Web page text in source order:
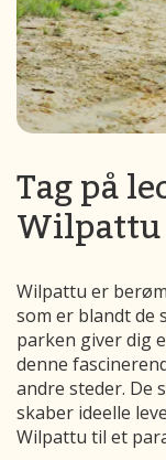
Tag på
Wilpattu
Wilpattu er
som er blandt de
parken giver dig
denne
andre steder. De
skaber ideelle
Wilpattu til et